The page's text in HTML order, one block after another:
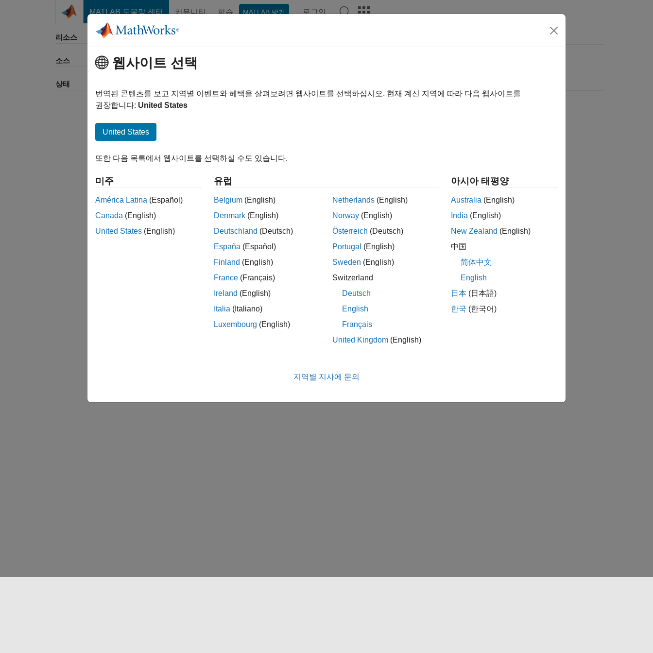
MATLAB 도움말 센터 커뮤니티 학습 MATLAB 받기 로그인
리소스
소스
상태
웹사이트 선택
번역된 콘텐츠를 보고 지역별 이벤트와 혜택을 살펴보려면 웹사이트를 선택하십시오. 현재 계신 지역에 따라 다음 웹사이트를
권장합니다: United States
United States
또한 다음 목록에서 웹사이트를 선택하실 수도 있습니다.
미주
América Latina (Español)
Canada (English)
United States (English)
유럽
Belgium (English)
Denmark (English)
Deutschland (Deutsch)
España (Español)
Finland (English)
France (Français)
Ireland (English)
Italia (Italiano)
Luxembourg (English)
Netherlands (English)
Norway (English)
Österreich (Deutsch)
Portugal (English)
Sweden (English)
Switzerland
Deutsch
English
Français
United Kingdom (English)
아시아 태평양
Australia (English)
India (English)
New Zealand (English)
中国
简体中文
English
日本 (日本語)
한국 (한국어)
지역별 지사에 문의